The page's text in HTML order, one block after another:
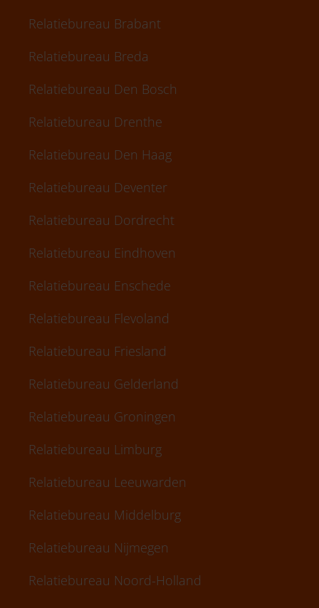
Relatiebureau Brabant
Relatiebureau Breda
Relatiebureau Den Bosch
Relatiebureau Drenthe
Relatiebureau Den Haag
Relatiebureau Deventer
Relatiebureau Dordrecht
Relatiebureau Eindhoven
Relatiebureau Enschede
Relatiebureau Flevoland
Relatiebureau Friesland
Relatiebureau Gelderland
Relatiebureau Groningen
Relatiebureau Limburg
Relatiebureau Leeuwarden
Relatiebureau Middelburg
Relatiebureau Nijmegen
Relatiebureau Noord-Holland